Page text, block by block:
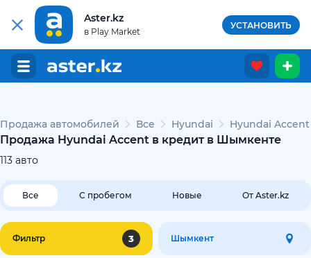
Aster.kz
в Play Market
УСТАНОВИТЬ
Продажа автомобилей Все Hyundai Hyundai Accent
Продажа Hyundai Accent в кредит в Шымкенте
113 авто
Все С пробегом Новые От Aster.kz
Фильтр 3 Шымкент